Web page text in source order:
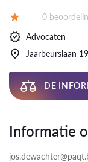
0
Advocaten
Jaarbeurslaan
DE
Informatie